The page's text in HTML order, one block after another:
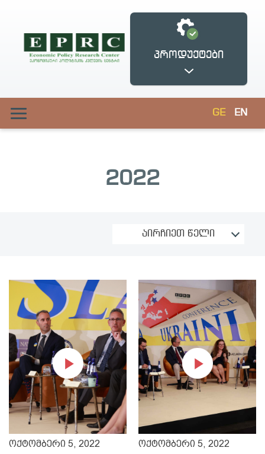
პროდუქტები
ქართული ბიზნესი
ლიდერების
განვითარების
აკადემია
თბილისის
საერთაშორისო
კონფერენცია
GE EN
2022
ᲐᲘᲠᲩᲘᲔᲗ ᲬᲔᲚᲘ
ოქტომბერი 5, 2022
ოქტომბერი 5, 2022